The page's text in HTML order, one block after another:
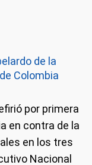
de la
Colombia
por primera
en contra de la
en los tres
Nacional